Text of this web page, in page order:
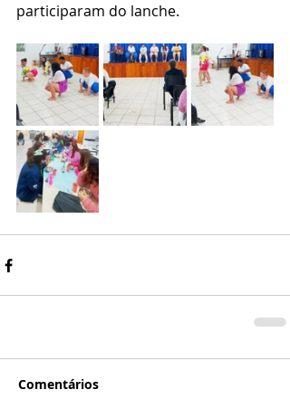
participaram do lanche.
Comentários